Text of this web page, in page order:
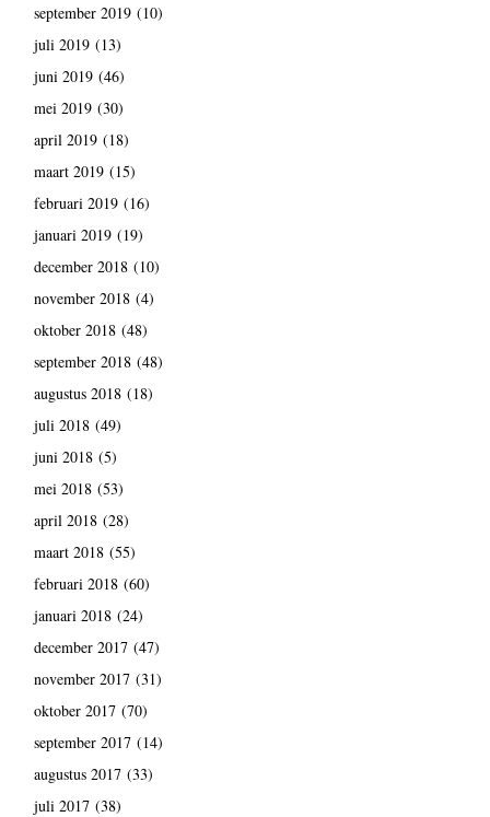
september 2019(10)
juli 2019(13)
juni 2019(46)
mei 2019(30)
april 2019(18)
maart 2019(15)
februari 2019(16)
januari 2019(19)
december 2018(10)
november 2018(4)
oktober 2018(48)
september 2018(48)
augustus 2018(18)
juli 2018(49)
juni 2018(5)
mei 2018(53)
april 2018(28)
maart 2018(55)
februari 2018(60)
januari 2018(24)
december 2017(47)
november 2017(31)
oktober 2017(70)
september 2017(14)
augustus 2017(33)
juli 2017(38)